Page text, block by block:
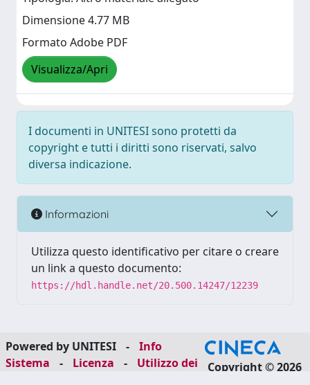
Dimensione 4.77 MB
Formato Adobe PDF
Visualizza/Apri
I documenti in UNITESI sono protetti da
copyright e tutti i diritti sono riservati, salvo
diversa indicazione.
Informazioni
Utilizza questo identificativo per citare o creare
un link a questo documento:
https://hdl.handle.net/20.500.14247/12239
Powered by UNITESI -
Info
Sistema
- Licenza -
Utilizzo dei
Copyright © 2026